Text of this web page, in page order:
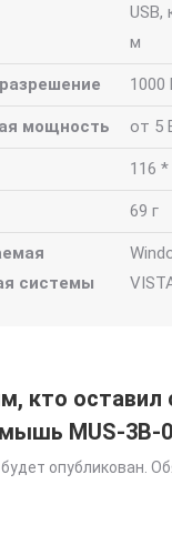
USB,
м
1000
мощность от 5
116
69 г
системы
кто оставил
MUS-3B-
опубликован.